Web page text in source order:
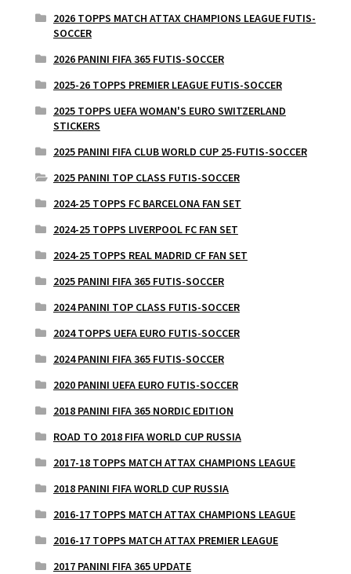
2026 TOPPS MATCH ATTAX CHAMPIONS LEAGUE FUTIS-
SOCCER
2026 PANINI FIFA 365 FUTIS-SOCCER
2025-26 TOPPS PREMIER LEAGUE FUTIS-SOCCER
2025 TOPPS UEFA WOMAN'S EURO SWITZERLAND
STICKERS
2025 PANINI FIFA CLUB WORLD CUP 25-FUTIS-SOCCER
2025 PANINI TOP CLASS FUTIS-SOCCER
2024-25 TOPPS FC BARCELONA FAN SET
2024-25 TOPPS LIVERPOOL FC FAN SET
2024-25 TOPPS REAL MADRID CF FAN SET
2025 PANINI FIFA 365 FUTIS-SOCCER
2024 PANINI TOP CLASS FUTIS-SOCCER
2024 TOPPS UEFA EURO FUTIS-SOCCER
2024 PANINI FIFA 365 FUTIS-SOCCER
2020 PANINI UEFA EURO FUTIS-SOCCER
2018 PANINI FIFA 365 NORDIC EDITION
ROAD TO 2018 FIFA WORLD CUP RUSSIA
2017-18 TOPPS MATCH ATTAX CHAMPIONS LEAGUE
2018 PANINI FIFA WORLD CUP RUSSIA
2016-17 TOPPS MATCH ATTAX CHAMPIONS LEAGUE
2016-17 TOPPS MATCH ATTAX PREMIER LEAGUE
2017 PANINI FIFA 365 UPDATE